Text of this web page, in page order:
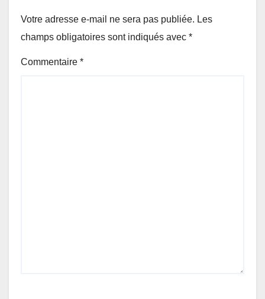
Votre adresse e-mail ne sera pas publiée. Les
champs obligatoires sont indiqués avec *
Commentaire *